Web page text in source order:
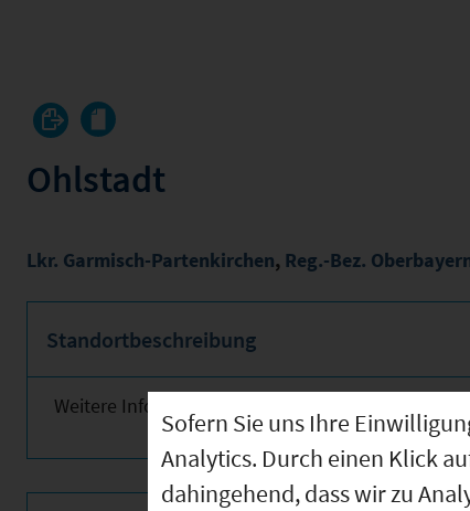
Ohlstadt
Lkr. Garmisch-Partenkirchen, Reg.-Bez.
Standortbeschreibung
Weitere Informationen finden Sie obenstehend!
Sofern Sie uns Ihre
Analytics. Durch einen Klick
dahingehend, dass wir zu